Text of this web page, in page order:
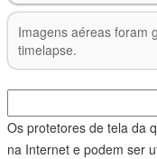
Imagens aéreas foram
timelapse.
Os protetores de tela da
na Internet e podem ser